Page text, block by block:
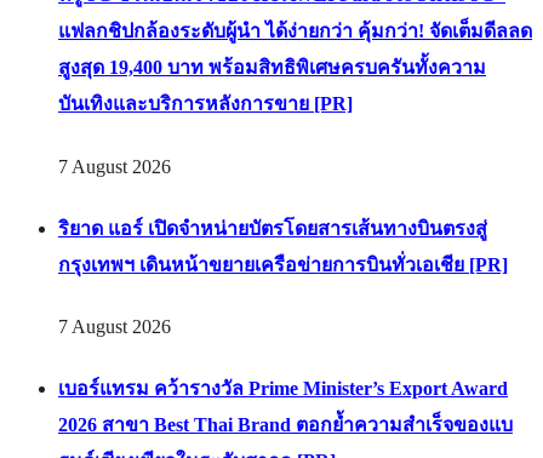
แฟลกชิปกล้องระดับผู้นำ ได้ง่ายกว่า คุ้มกว่า! จัดเต็มดีลลด
สูงสุด 19,400 บาท พร้อมสิทธิพิเศษครบครันทั้งความ
บันเทิงและบริการหลังการขาย [PR]
7 August 2026
ริยาด แอร์ เปิดจำหน่ายบัตรโดยสารเส้นทางบินตรงสู่
กรุงเทพฯ เดินหน้าขยายเครือข่ายการบินทั่วเอเชีย [PR]
7 August 2026
เบอร์แทรม คว้ารางวัล Prime Minister’s Export Award
2026 สาขา Best Thai Brand ตอกย้ำความสำเร็จของแบ